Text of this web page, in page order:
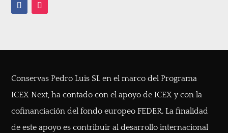
Conservas Pedro Luis SL en el marco del Programa
ICEX Next, ha contado con el apoyo de ICEX y con la
cofinanciación del fondo europeo FEDER. La finalidad
de este apoyo es contribuir al desarrollo internacional